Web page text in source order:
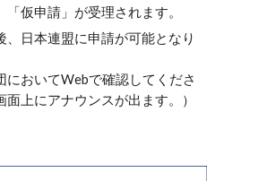
「仮申請」が受理されます。
、日本連盟に申請が可能となり
においてWebで確認してくださ
面上にアナウンスが出ます。）